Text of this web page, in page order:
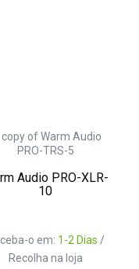
Audio PRO-XLR-
10
o em: 1-2 Dias /
Recolha na loja